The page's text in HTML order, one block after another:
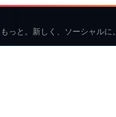
っと。新しく、ソーシャルに。